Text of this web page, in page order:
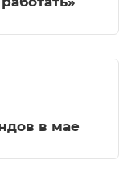
в мае